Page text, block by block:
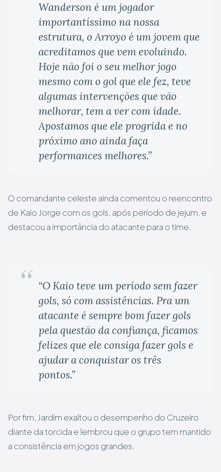
Wanderson é um jogador
importantíssimo na nossa
estrutura, o Arroyo é um jovem que
acreditamos que vem evoluindo.
Hoje não foi o seu melhor jogo
mesmo com o gol que ele fez, teve
algumas intervenções que vão
melhorar, tem a ver com idade.
Apostamos que ele progrida e no
próximo ano ainda faça
performances melhores.”
O comandante celeste ainda comentou o reencontro
de Kaio Jorge com os gols, após período de jejum, e
destacou a importância do atacante para o time.
“O Kaio teve um período sem fazer
gols, só com assistências. Pra um
atacante é sempre bom fazer gols
pela questão da confiança, ficamos
felizes que ele consiga fazer gols e
ajudar a conquistar os três
pontos.”
Por fim, Jardim exaltou o desempenho do Cruzeiro
diante da torcida e lembrou que o grupo tem mantido
a consistência em jogos grandes.